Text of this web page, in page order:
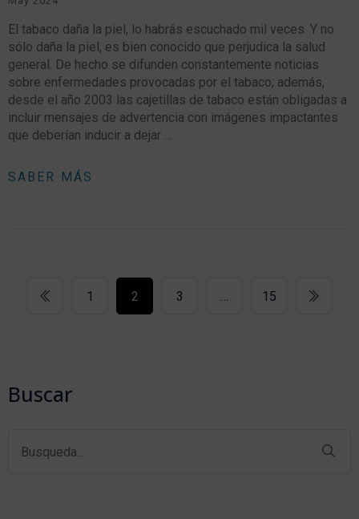
El tabaco daña la piel, lo habrás escuchado mil veces. Y no
sólo daña la piel, es bien conocido que perjudica la salud
general. De hecho se difunden constantemente noticias
sobre enfermedades provocadas por el tabaco; además,
desde el año 2003 las cajetillas de tabaco están obligadas a
incluir mensajes de advertencia con imágenes impactantes
que deberían inducir a dejar …
SABER MÁS
1 2 3 … 15
Buscar